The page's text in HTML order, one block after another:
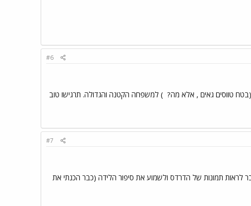
#6
טווסים גאים , אלא מה? ) למשפחה הקטנה והגדולה. תרגישו טוב
#7
לראות תמונות של הדרדס ולשמוע את סיפור הלידה (כבר הכנתי את